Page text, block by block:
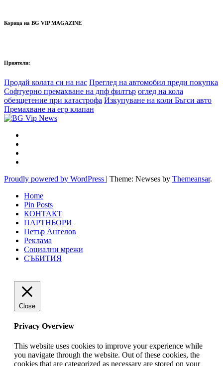
Корица на BG VIP MAGAZINE
Приятели:
Продай колата си на нас Преглед на автомобил преди покупка
Софтуерно премахване на дпф филтър оглед на кола
обезщетение при катастрофа Изкупуване на коли Бъгси авто
Премахване на егр клапан
Proudly powered by WordPress | Theme: Newses by Themeansar.
Home
Pin Posts
КОНТАКТ
ПАРТНЬОРИ
Петър Ангелов
Реклама
Социални мрежи
СЪБИТИЯ
Close
Privacy Overview
This website uses cookies to improve your experience while
you navigate through the website. Out of these cookies, the
cookies that are categorized as necessary are stored on your